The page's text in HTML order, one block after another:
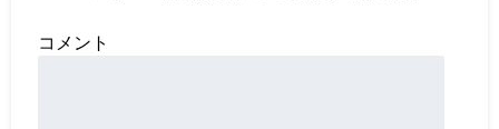
コメント